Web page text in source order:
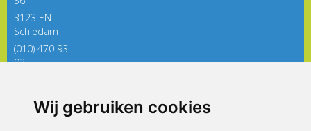
Wij gebruiken cookies
3123 EN
Schiedam
(010) 470 93
92
ONDERDEEL VAN